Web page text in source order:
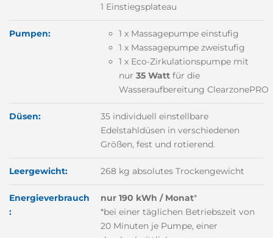
1 Einstiegsplateau
Pumpen:
1 x Massagepumpe einstufig
1 x Massagepumpe zweistufig
1 x Eco-Zirkulationspumpe mit
nur 35 Watt für die
Wasseraufbereitung ClearzonePRO
Düsen: 35 individuell einstellbare
Edelstahldüsen in verschiedenen
Größen, fest und rotierend.
Leergewicht: 268 kg absolutes Trockengewicht
Energieverbrauch
:
nur 190 kWh / Monat*
*bei einer täglichen Betriebszeit von
20 Minuten je Pumpe, einer